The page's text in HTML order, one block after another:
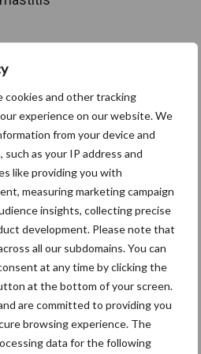
cookies and other tracking
experience on our website. We
from your device and
as your IP address and
like providing you with
measuring marketing campaign
insights, collecting precise
development. Please note that
all our subdomains. You can
at any time by clicking the
at the bottom of your screen.
are committed to providing you
browsing experience. The
data for the following
ziet volume en
Nederlandse
Fokkerij
Hittestress